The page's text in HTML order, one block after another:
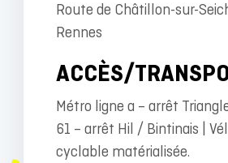
Route de Châtillon-sur-
Rennes
ACCÈS/
Métro ligne a – arrêt
61 – arrêt Hil / Bintinais |
cyclable matérialisée.